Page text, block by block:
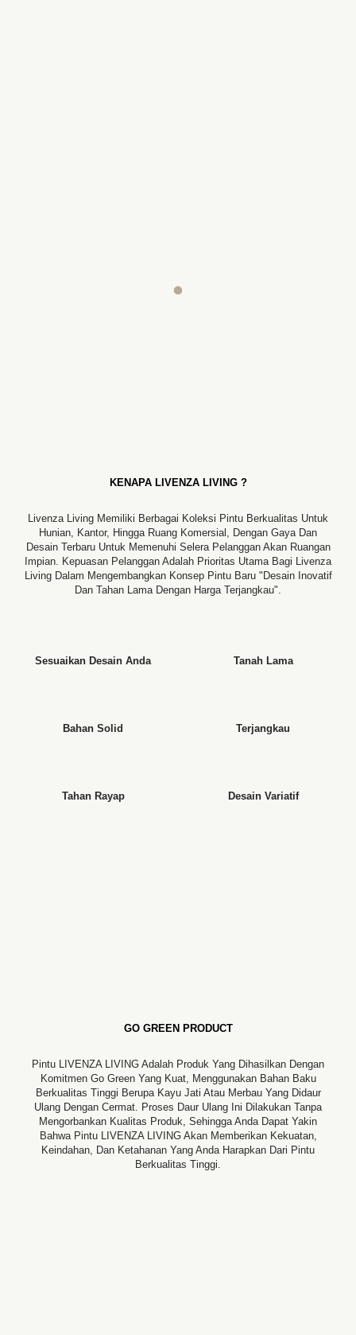
KENAPA LIVENZA LIVING ?
Livenza Living Memiliki Berbagai Koleksi Pintu Berkualitas Untuk
Hunian, Kantor, Hingga Ruang Komersial, Dengan Gaya Dan
Desain Terbaru Untuk Memenuhi Selera Pelanggan Akan Ruangan
Impian. Kepuasan Pelanggan Adalah Prioritas Utama Bagi Livenza
Living Dalam Mengembangkan Konsep Pintu Baru "desain Inovatif
Dan Tahan Lama Dengan Harga Terjangkau".
Sesuaikan Desain Anda Tanah Lama
Bahan Solid Terjangkau
Tahan Rayap Desain Variatif
GO GREEN PRODUCT
Pintu LIVENZA LIVING Adalah Produk Yang Dihasilkan Dengan
Komitmen Go Green Yang Kuat, Menggunakan Bahan Baku
Berkualitas Tinggi Berupa Kayu Jati Atau Merbau Yang Didaur
Ulang Dengan Cermat. Proses Daur Ulang Ini Dilakukan Tanpa
Mengorbankan Kualitas Produk, Sehingga Anda Dapat Yakin
Bahwa Pintu LIVENZA LIVING Akan Memberikan Kekuatan,
Keindahan, Dan Ketahanan Yang Anda Harapkan Dari Pintu
Berkualitas Tinggi.